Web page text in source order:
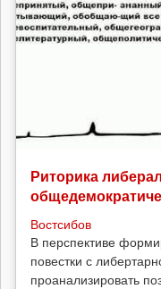
Риторика
Востсибов
В перспективе
повестки с
проанализировать